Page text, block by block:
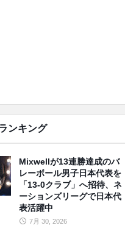
ンキング
Mixwellが13連勝達成のバ
レーボール男子日本代表を
「13-0クラブ」へ招待、ネ
ーションズリーグで日本代
表活躍中
7月 30, 2026